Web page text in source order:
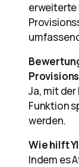
erweiterte
Ja, mit
Funktion
werden.
Wie hilft
Indem es